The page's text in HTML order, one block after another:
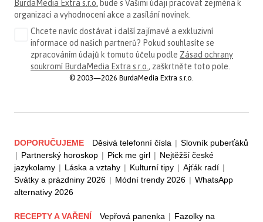
BurdaMedia Extra s.r.o. bude s Vašimi údaji pracovat zejména k
organizaci a vyhodnocení akce a zasílání novinek.
Chcete navíc dostávat i další zajímavé a exkluzivní
informace od našich partnerů? Pokud souhlasíte se
zpracováním údajů k tomuto účelu podle Zásad ochrany
soukromí BurdaMedia Extra s.r.o., zaškrtněte toto pole.
© 2003—2026 BurdaMedia Extra s.r.o.
DOPORUČUJEME Děsivá telefonní čísla | Slovník puberťáků
| Partnerský horoskop | Pick me girl | Nejtěžší české
jazykolamy | Láska a vztahy | Kulturní tipy | Ajťák radí |
Svátky a prázdniny 2026 | Módní trendy 2026 | WhatsApp
alternativy 2026
RECEPTY A VAŘENÍ Vepřová panenka | Fazolky na